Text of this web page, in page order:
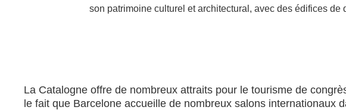
son patrimoine culturel et architectural, avec des édifices
La Catalogne offre de nombreux attraits pour le tourisme de
le fait que Barcelone accueille de nombreux salons internationaux